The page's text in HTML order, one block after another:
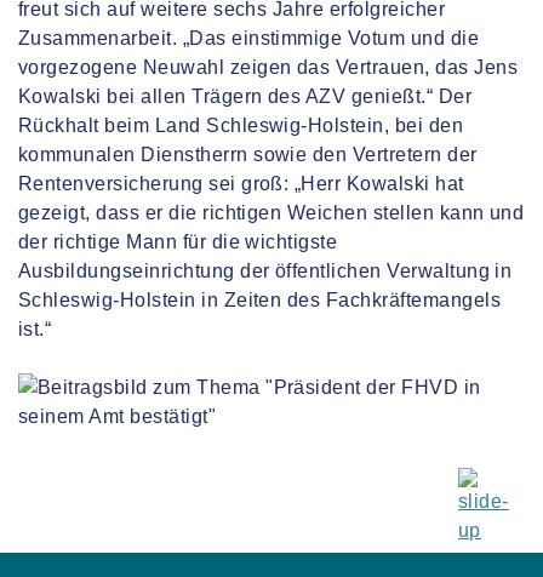
freut sich auf weitere sechs Jahre erfolgreicher
Zusammenarbeit. „Das einstimmige Votum und die
vorgezogene Neuwahl zeigen das Vertrauen, das Jens
Kowalski bei allen Trägern des AZV genießt.“ Der
Rückhalt beim Land Schleswig-Holstein, bei den
kommunalen Dienstherrn sowie den Vertretern der
Rentenversicherung sei groß: „Herr Kowalski hat
gezeigt, dass er die richtigen Weichen stellen kann und
der richtige Mann für die wichtigste
Ausbildungseinrichtung der öffentlichen Verwaltung in
Schleswig-Holstein in Zeiten des Fachkräftemangels
ist.“